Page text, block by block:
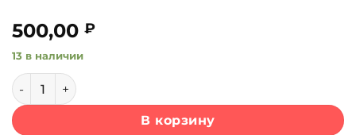
500,00 ₽
13 в наличии
Количество товара Fitness Show Брелок покемон в
В корзину